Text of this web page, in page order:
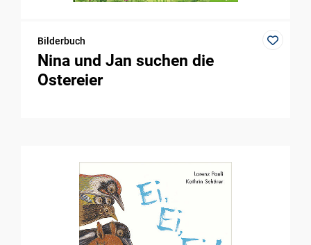
Bilderbuch
Nina und Jan suchen die
Ostereier